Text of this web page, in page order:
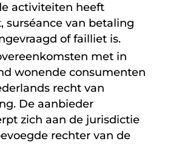
activiteiten heeft
surséance van betaling
of failliet is.
met in
wonende consumenten
recht van
De aanbieder
zich aan de jurisdictie
rechter van de